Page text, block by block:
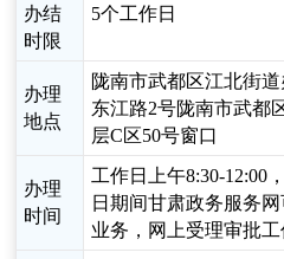
办结
时限
5个工作日
办理
地点
陇南市武都区江北街
东江路2号陇南市武都
层C区50号窗口
办理
时间
工作日上午8:30-12:00
日期间甘肃政务服务
业务，网上受理审批工